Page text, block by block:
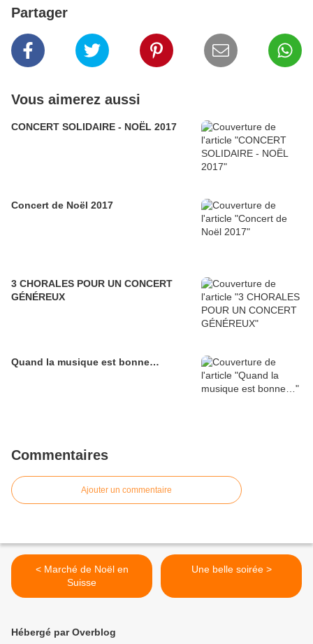
Partager
Vous aimerez aussi
CONCERT SOLIDAIRE - NOËL 2017
Concert de Noël 2017
3 CHORALES POUR UN CONCERT
GÉNÉREUX
Quand la musique est bonne…
Commentaires
Ajouter un commentaire
< Marché de Noël en
Suisse
Une belle soirée >
Hébergé par Overblog